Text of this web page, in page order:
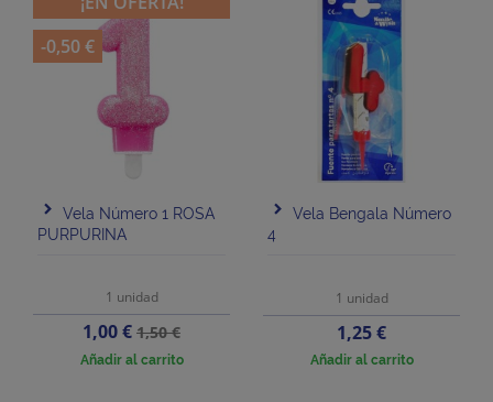
Vela Número 1 ROSA
PURPURINA
1 unidad
Precio
1,00 €Precio
base
1,50 €
Añadir al carrito
-0,50 €
Vela Bengala Número
4
1 unidad
Precio
1,25 €
Añadir al carrito